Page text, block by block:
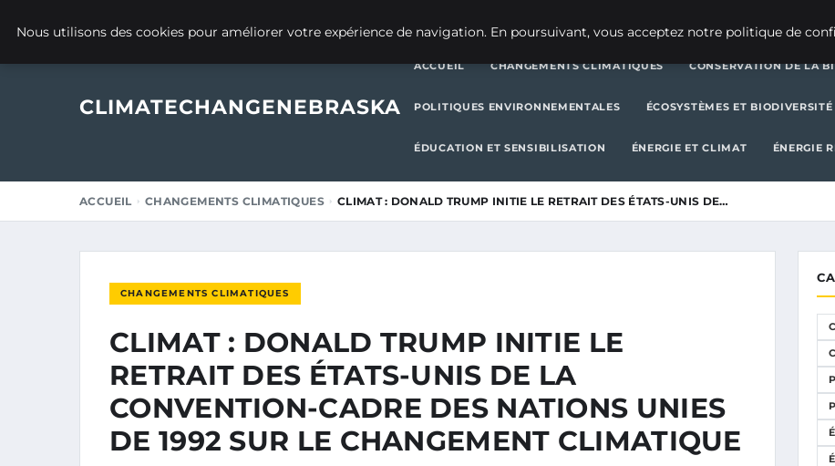
CLIMATECHANGENEBRASKA
ACCUEIL CHANGEMENTS CLIMATIQUES CONSERVATION DE LA
POLITIQUES ENVIRONNEMENTALES ÉCOSYSTÈMES ET BIODIVERSITÉ
ÉDUCATION ET SENSIBILISATION ÉNERGIE ET CLIMAT ÉNERGIE
ACCUEIL CHANGEMENTS CLIMATIQUES CLIMAT : DONALD TRUMP INITIE LE RETRAIT DES ÉTATS-UNIS DE…
CHANGEMENTS CLIMATIQUES
CLIMAT : DONALD TRUMP INITIE LE
RETRAIT DES ÉTATS-UNIS DE LA
CONVENTION-CADRE DES NATIONS UNIES
DE 1992 SUR LE CHANGEMENT CLIMATIQUE
Nous utilisons des cookies pour améliorer votre expérience de navigation. En poursuivant, vous acceptez notre politique de